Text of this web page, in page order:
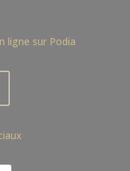
ligne sur Podia